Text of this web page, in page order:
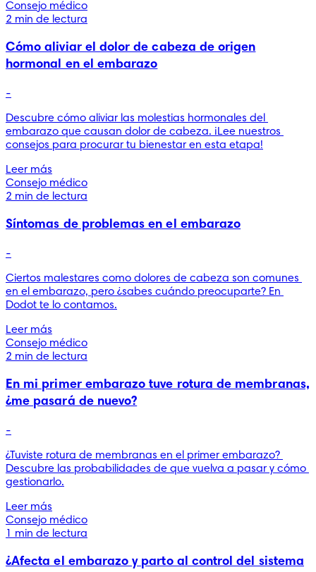
Consejo médico
2 min de lectura
Cómo aliviar el dolor de cabeza de origen
hormonal en el embarazo
-
Descubre cómo aliviar las molestias hormonales del
embarazo que causan dolor de cabeza. ¡Lee nuestros
consejos para procurar tu bienestar en esta etapa!
Leer más
Consejo médico
2 min de lectura
Síntomas de problemas en el embarazo
-
Ciertos malestares como dolores de cabeza son comunes
en el embarazo, pero ¿sabes cuándo preocuparte? En
Dodot te lo contamos.
Leer más
Consejo médico
2 min de lectura
En mi primer embarazo tuve rotura de membranas,
¿me pasará de nuevo?
-
¿Tuviste rotura de membranas en el primer embarazo?
Descubre las probabilidades de que vuelva a pasar y cómo
gestionarlo.
Leer más
Consejo médico
1 min de lectura
¿Afecta el embarazo y parto al control del sistema